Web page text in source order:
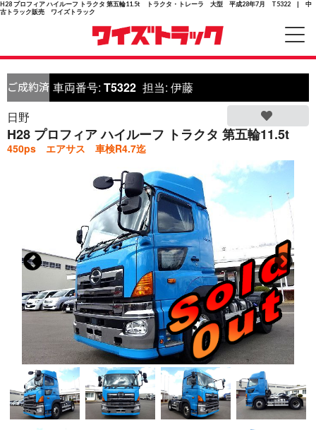
H28 プロフィア ハイルーフ トラクタ 第五輪11.5t トラクタ・トレーラ 大型 平成28年7月 T5322 | 中
古トラック販売 ワイズトラック
車両番号: T5322 担当: 伊藤
日野
H28 プロフィア ハイルーフ トラクタ 第五輪11.5t
450ps エアサス 車検R4.7迄